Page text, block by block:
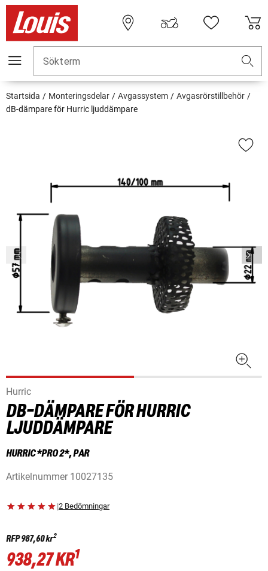
Sökterm
Startsida Monteringsdelar Avgassystem
Avgasrörstillbehör
dB-dämpare för Hurric ljuddämpare
Hurric
DB-DÄMPARE FÖR HURRIC
LJUDDÄMPARE
HURRIC *PRO 2*, PAR
Artikelnummer 10027135
|2 Bedömningar
RFP987,60 kr2
938,27 KR1